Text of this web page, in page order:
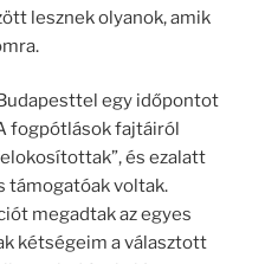
lesznek olyanok, amik
egy időpontot
fogpótlások fajtáiról
és ezalatt
támogatóak voltak.
megadtak az egyes
kétségeim a választott